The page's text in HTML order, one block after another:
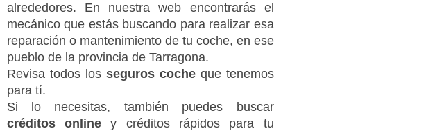
alrededores. En nuestra web encontrarás el
mecánico que estás buscando para realizar esa
reparación o mantenimiento de tu coche, en ese
pueblo de la provincia de Tarragona.
Revisa todos los seguros cocheque tenemos
para tí.
Si lo necesitas, también puedes buscar
créditos onliney créditos rápidos para tu